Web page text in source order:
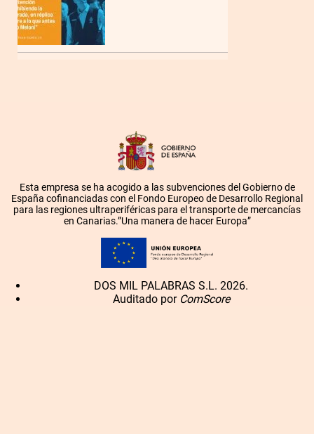
Esta empresa se ha acogido a las subvenciones del Gobierno de
España cofinanciadas con el Fondo Europeo de Desarrollo Regional
para las regiones ultraperiféricas para el transporte de mercancías
en Canarias.”Una manera de hacer Europa”
DOS MIL PALABRAS S.L. 2026.
Auditado por ComScore